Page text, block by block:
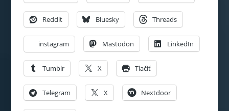
Reddit Bluesky Threads
instagram Mastodon LinkedIn
Tumblr X Tlačiť
Telegram X Nextdoor